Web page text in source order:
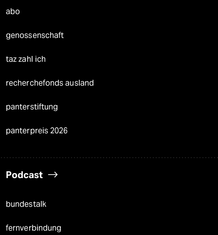
abo
genossenschaft
taz zahl ich
recherchefonds ausland
panterstiftung
panterpreis 2026
Podcast
bundestalk
fernverbindung